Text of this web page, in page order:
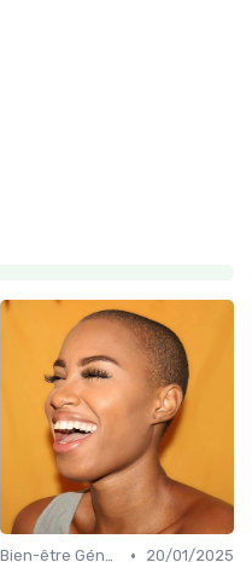
Bien-être Général •
20/01/2025